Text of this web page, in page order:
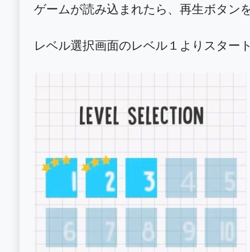
ゲームが読み込まれたら、再生ボタン
レベル選択画面のレベル１よりスター